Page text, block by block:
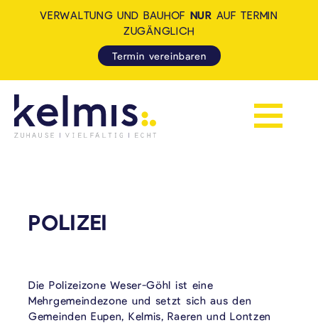
Navigation
VERWALTUNG UND BAUHOF NUR AUF TERMIN
ZUGÄNGLICH
Termin vereinbaren
POLIZEI
Die Polizeizone Weser-Göhl ist eine
Mehrgemeindezone und setzt sich aus den
Gemeinden Eupen, Kelmis, Raeren und Lontzen